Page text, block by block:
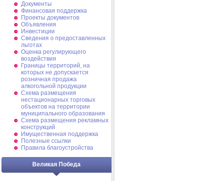
Документы
Финансовая поддержка
Проекты документов
Объявления
Инвестиции
Сведения о предоставленных
льготах
Оценка регулирующего
воздействия
Границы территорий, на
которых не допускается
розничная продажа
алкогольной продукции
Схема размещения
нестационарных торговых
объектов на территории
муниципального образования
Схема размещения рекламных
конструкций
Имущественная поддержка
Полезные ссылки
Правила благоустройства
Великая Победа